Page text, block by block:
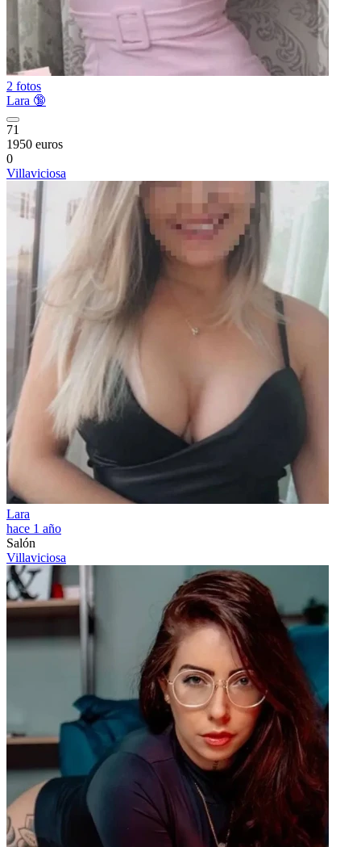
2 fotos
Lara 🔞
71
1950 euros
0
Villaviciosa
Lara
hace 1 año
Salón
Villaviciosa